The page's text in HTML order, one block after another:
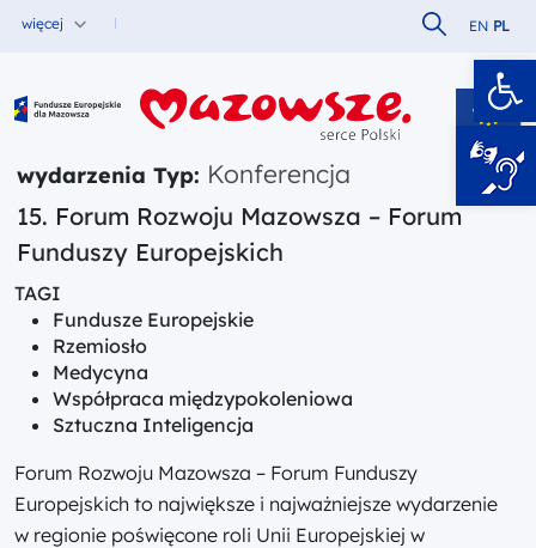
więcej Szukaj w
EN PL
Fundusze Europejskie dla Mazowsza
wydarzenia Typ: Konferencja
15. Forum Rozwoju Mazowsza – Forum
Funduszy Europejskich
TAGI
Fundusze Europejskie
Rzemiosło
Medycyna
Współpraca międzypokoleniowa
Sztuczna Inteligencja
Forum Rozwoju Mazowsza – Forum Funduszy
Europejskich to największe i najważniejsze wydarzenie
w regionie poświęcone roli Unii Europejskiej w